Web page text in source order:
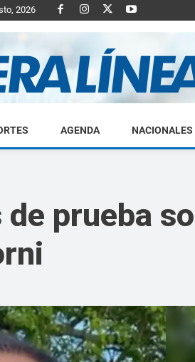
2026
Diario
Primera
Linea
AGENDA NACIONALES
prueba